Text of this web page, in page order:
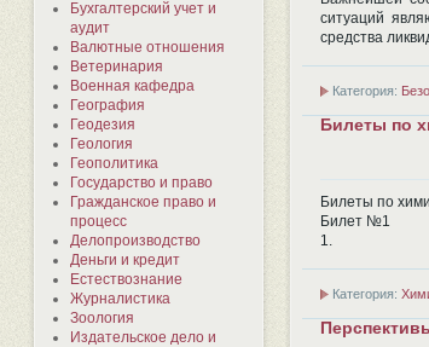
Бухгалтерский учет и
аудит
Валютные отношения
Ветеринария
Военная кафедра
География
Геодезия
Геология
Геополитика
Государство и право
Гражданское право и
процесс
Делопроизводство
Деньги и кредит
Естествознание
Журналистика
Зоология
Издательское дело и
ситуаций
средства
Категория:
Билеты по
Билеты по
Билет №1
1.
Категория: